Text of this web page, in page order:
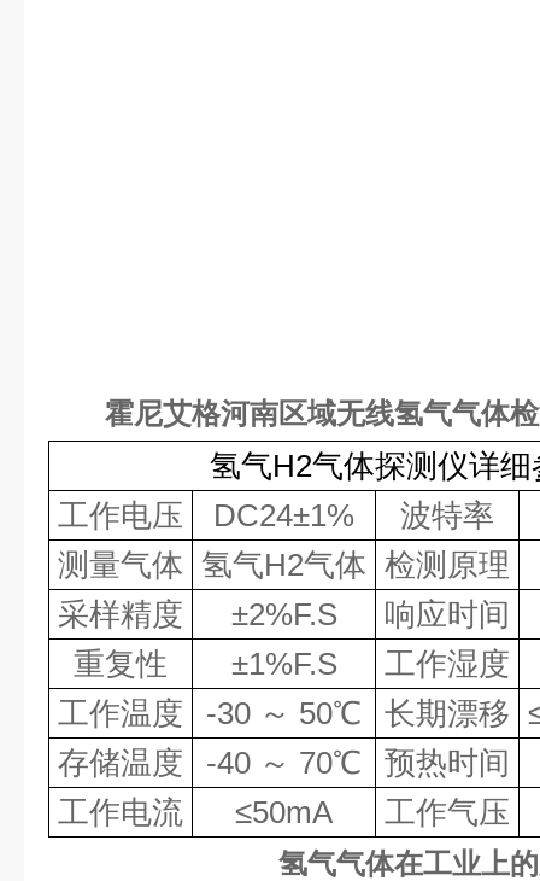
霍尼艾格河南区域无线氢气气体
氢气H2气体探测仪详细
工作电压
DC24±1%
波特率
测量气体 氢气H2气体 检测原理
采样精度
±2%F.S
响应时间
重复性
±1%F.S
工作湿度
工作温度
-30 ～ 50℃ 长期漂移
存储温度
-40 ～ 70℃
预热时间
工作电流
≤50mA 工作气压
氢气气体在工业上